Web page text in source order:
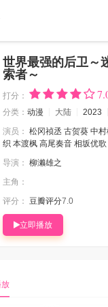
世界最强的后卫
世界最强的后卫～
索者～
打分：
分类： 动漫 大陆 2023
演员： 松冈祯丞 古贺葵 中
织 本渡枫 高尾奏音 相坂优歌
导演： 柳濑雄之
主角：
评分： 豆瓣评分7.0
立即播放